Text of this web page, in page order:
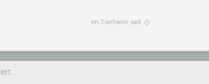
im Tierheim seit: ()